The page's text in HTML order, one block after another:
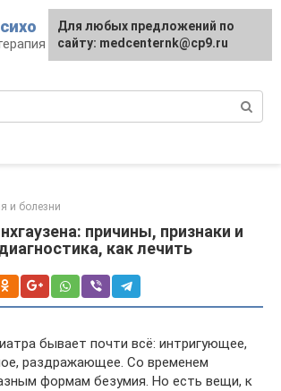
психоневрологических
и болезни
причины, признаки и
как лечить
бывает почти всё: интригующее,
раздражающее. Со временем
формам безумия. Но есть вещи, к
Для любых предложений по
сайту: medcenternk@cp9.ru